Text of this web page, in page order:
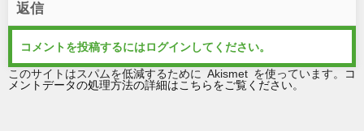
返信
コメントを投稿するにはログイン してください。
このサイトはスパムを低減するために Akismet を使っています。
コ
メントデータの処理方法の詳細はこちらをご覧ください